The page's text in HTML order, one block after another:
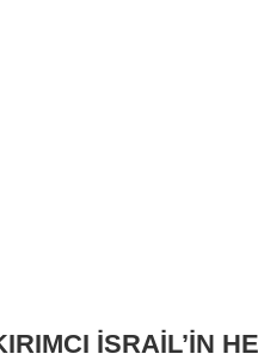
İSRAİL’İN